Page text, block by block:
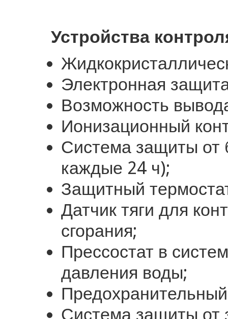
Устройства
Электронная
Возможность
Ионизационный
Система защиты от
каждые 24 ч);
Защитный
Датчик тяги для
сгорания;
Прессостат в
давления воды;
Система защиты от